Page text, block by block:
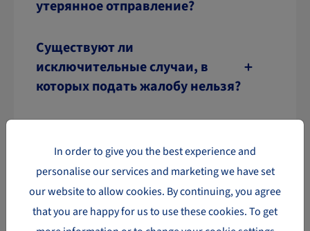
утерянное отправление?
Существуют ли
исключительные случаи, в
которых подать жалобу нельзя?
компенсируются в случае
утери/повреждения посылки?
In order to give you the best experience and
personalise our services and marketing we have set
our website to allow cookies. By continuing, you agree
that you are happy for us to use these cookies. To get